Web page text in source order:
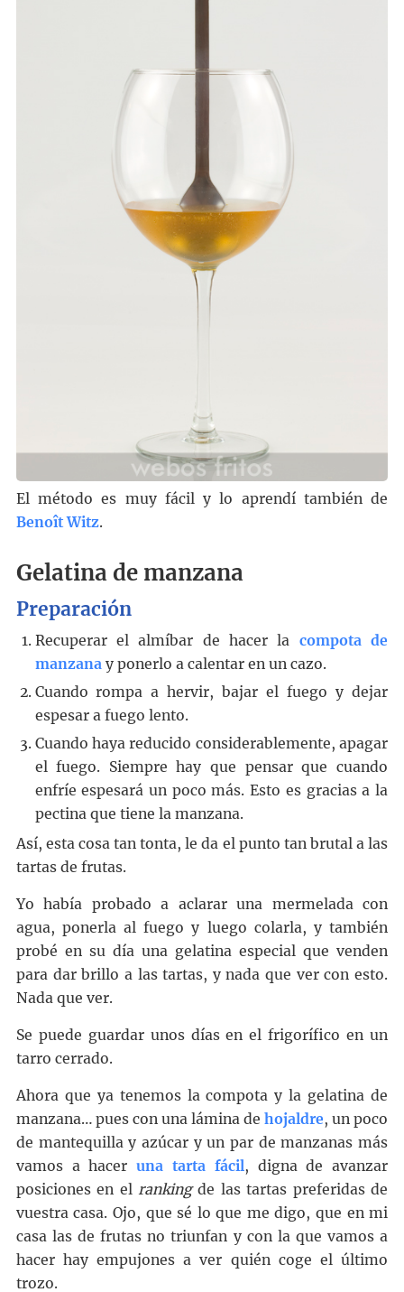
El método es muy fácil y lo aprendí también de
Benoît Witz.
Gelatina de manzana
Preparación
Recuperar el almíbar de hacer la compota de
manzanay ponerlo a calentar en un cazo.
Cuando rompa a hervir, bajar el fuego y dejar
espesar a fuego lento.
Cuando haya reducido considerablemente, apagar
el fuego. Siempre hay que pensar que cuando
enfríe espesará un poco más. Esto es gracias a la
pectina que tiene la manzana.
Así, esta cosa tan tonta, le da el punto tan brutal a las
tartas de frutas.
Yo había probado a aclarar una mermelada con
agua, ponerla al fuego y luego colarla, y también
probé en su día una gelatina especial que venden
para dar brillo a las tartas, y nada que ver con esto.
Nada que ver.
Se puede guardar unos días en el frigorífico en un
tarro cerrado.
Ahora que ya tenemos la compota y la gelatina de
manzana… pues con una lámina dehojaldre, un poco
de mantequilla y azúcar y un par de manzanas más
vamos a haceruna tarta fácil, digna de avanzar
posiciones en el rankingde las tartas preferidas de
vuestra casa. Ojo, que sé lo que me digo, que en mi
casa las de frutas no triunfan y con la que vamos a
hacer hay empujones a ver quién coge el último
trozo.